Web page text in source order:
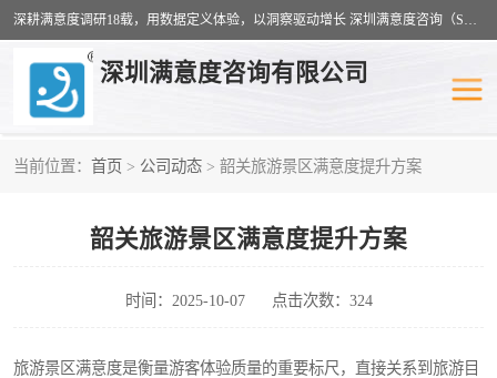
深耕满意度调研18载，用数据定义体验，以洞察驱动增长 深圳满意度咨询（SSC）：十八年专注，丈量每一份体验。
深圳满意度咨询有限公司
当前位置： 首页 > 公司动态 > 韶关旅游景区满意度提升方案
韶关旅游景区满意度提升方案
时间：2025-10-07 点击次数：324
旅游景区满意度是衡量游客体验质量的重要标尺，直接关系到旅游目
客户满意度调查 医疗服务业满意度
公共事务满意度调查 餐饮业满意度调查
营商环境满意度 员工满意度